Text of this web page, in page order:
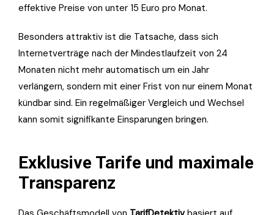
effektive Preise von unter 15 Euro pro Monat.
Besonders attraktiv ist die Tatsache, dass sich
Internetverträge nach der Mindestlaufzeit von 24
Monaten nicht mehr automatisch um ein Jahr
verlängern, sondern mit einer Frist von nur einem Monat
kündbar sind. Ein regelmäßiger Vergleich und Wechsel
kann somit signifikante Einsparungen bringen.
Exklusive Tarife und maximale
Transparenz